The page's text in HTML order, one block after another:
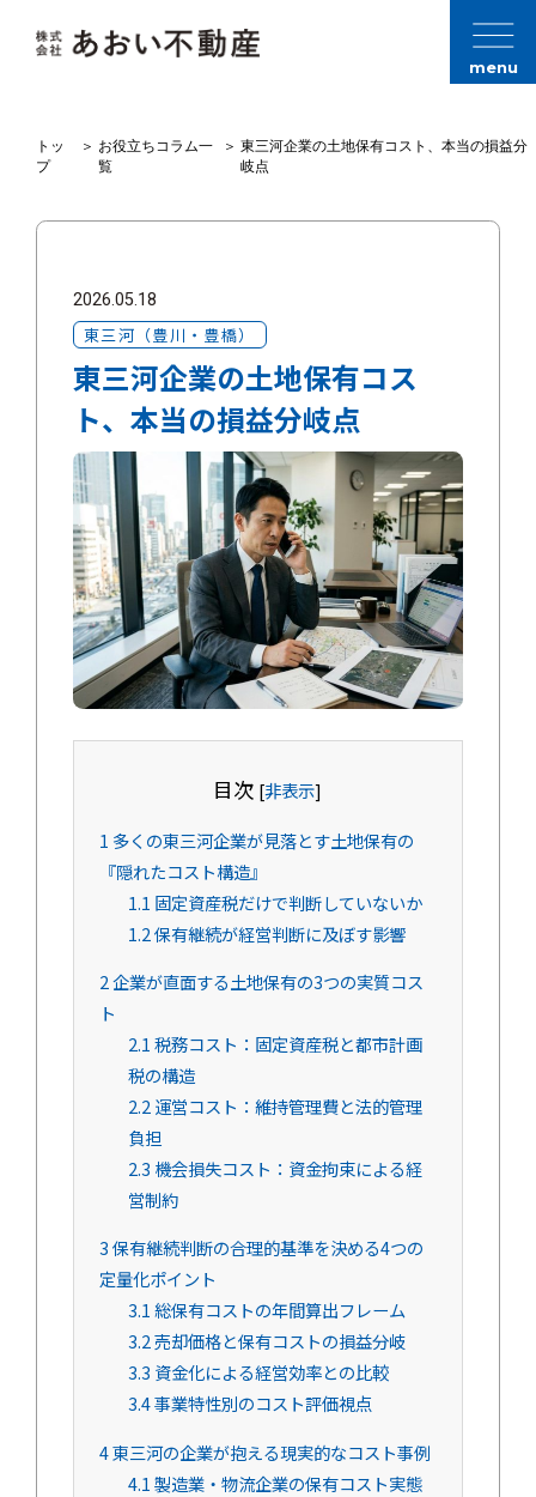
menu
トッ
プ
＞ お役立ちコラム一
覧
＞ 東三河企業の土地保有コスト、本当の損益分
岐点
2026.05.18
東三河（豊川・豊橋）
東三河企業の土地保有コス
ト、本当の損益分岐点
目次 [非表示]
1 多くの東三河企業が見落とす土地保有の
『隠れたコスト構造』
1.1 固定資産税だけで判断していないか
1.2保有継続が経営判断に及ぼす影響
2企業が直面する土地保有の3つの実質コス
ト
2.1税務コスト：固定資産税と都市計画
税の構造
2.2運営コスト：維持管理費と法的管理
負担
2.3 機会損失コスト：資金拘束による経
営制約
3保有継続判断の合理的基準を決める4つの
定量化ポイント
3.1総保有コストの年間算出フレーム
3.2売却価格と保有コストの損益分岐
3.3 資金化による経営効率との比較
3.4事業特性別のコスト評価視点
4東三河の企業が抱える現実的なコスト事例
4.1製造業・物流企業の保有コスト実態